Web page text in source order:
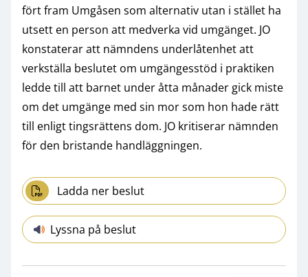
fört fram Umgåsen som alternativ utan i stället ha
utsett en person att medverka vid umgänget. JO
konstaterar att nämndens underlåtenhet att
verkställa beslutet om umgängesstöd i praktiken
ledde till att barnet under åtta månader gick miste
om det umgänge med sin mor som hon hade rätt
till enligt tingsrättens dom. JO kritiserar nämnden
för den bristande handläggningen.
Ladda ner beslut
Lyssna på beslut